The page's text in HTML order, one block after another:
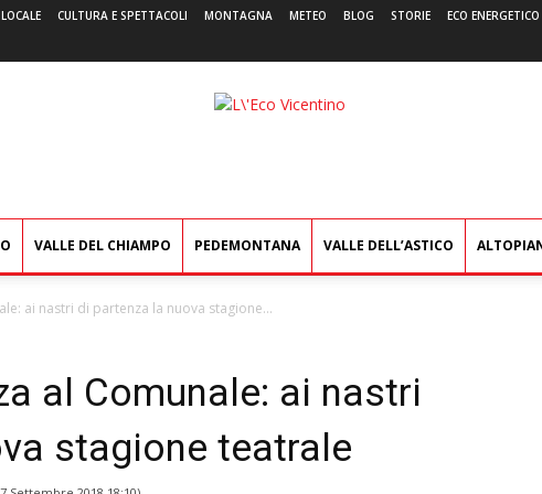
CULTURA E SPETTACOLI MONTAGNA METEO BLOG STORIE ECO ENERGETICO
L'Eco
VALLE DEL CHIAMPO PEDEMONTANA VALLE DELL’ASTICO
ai nastri di partenza la nuova stagione...
al Comunale: ai nastri
stagione teatrale